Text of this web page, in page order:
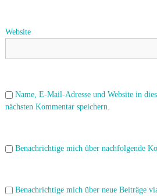
t
i
n
Website
Name, E-Mail-Adresse und Website in
nächsten Kommentar speichern.
Benachrichtige mich über nachfolgende
Benachrichtige mich über neue Beiträge